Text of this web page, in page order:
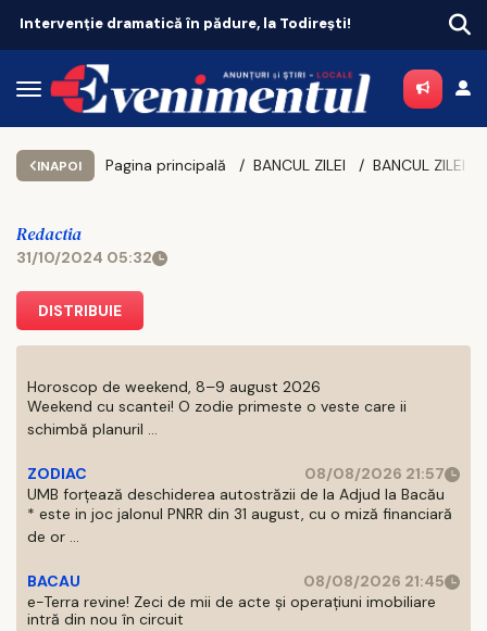
Intervenție dramatică în pădure, la Todirești!
INAPOI Pagina principală BANCUL ZILEI
Redactia
31/10/2024 05:32
DISTRIBUIE
Horoscop de weekend, 8–9 august 2026
Weekend cu scantei! O zodie primeste o veste care ii
schimbă planuril ...
ZODIAC
08/08/2026 21:57
UMB forțează deschiderea autostrăzii de la Adjud la Bacău
* este in joc jalonul PNRR din 31 august, cu o miză financiară
de or ...
BACAU
08/08/2026 21:45
e-Terra revine! Zeci de mii de acte și operațiuni imobiliare
intră din nou în circuit